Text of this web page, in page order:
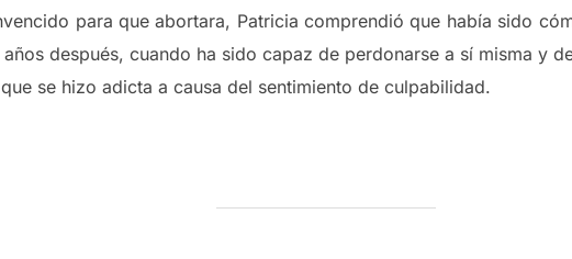
para que abortara, Patricia comprendió que había sido
después, cuando ha sido capaz de perdonarse a sí misma y
se hizo adicta a causa del sentimiento de culpabilidad.